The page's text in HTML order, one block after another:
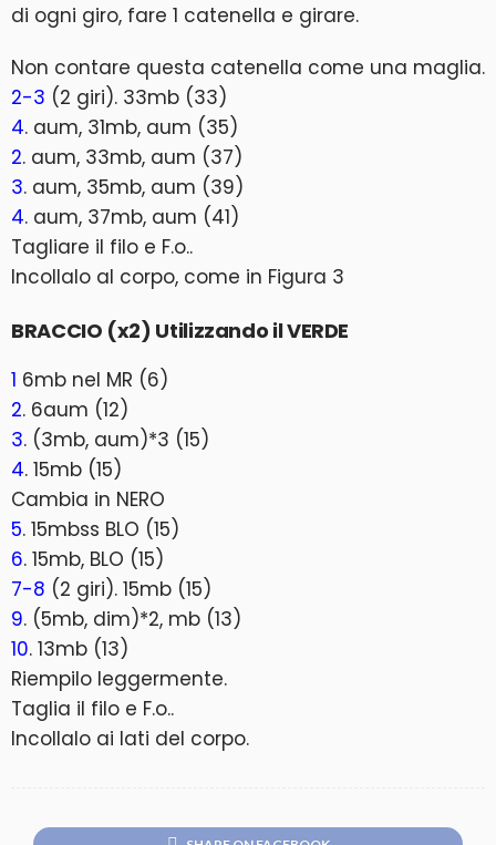
di ogni giro, fare 1 catenella e girare.
Non contare questa catenella come una maglia.
2-3 (2 giri). 33mb (33)
4. aum, 31mb, aum (35)
2. aum, 33mb, aum (37)
3. aum, 35mb, aum (39)
4. aum, 37mb, aum (41)
Tagliare il filo e F.o..
Incollalo al corpo, come in Figura 3
BRACCIO (x2) Utilizzando il VERDE
1 6mb nel MR (6)
2. 6aum (12)
3. (3mb, aum)*3 (15)
4. 15mb (15)
Cambia in NERO
5. 15mbss BLO (15)
6. 15mb, BLO (15)
7-8 (2 giri). 15mb (15)
9. (5mb, dim)*2, mb (13)
10. 13mb (13)
Riempilo leggermente.
Taglia il filo e F.o..
Incollalo ai lati del corpo.